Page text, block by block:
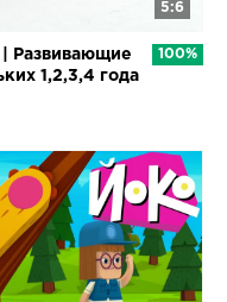
5:6
Развивающие
1,2,3,4 года
100%